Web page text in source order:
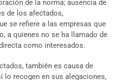
de la norma; ausencia de
de los afectados,
se refiere a las empresas que
a quienes no se ha llamado de
como interesados.
también es causa de
lo recogen en sus alegaciones,